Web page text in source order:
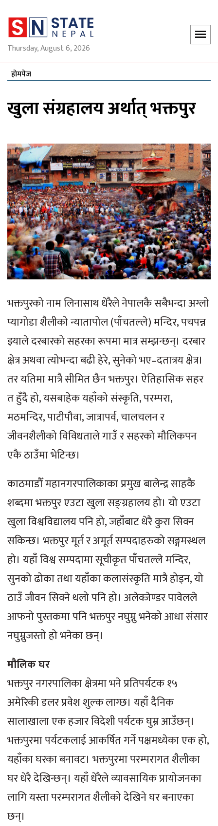
Thursday, August 6, 2026
होमपेज
खुला संग्रहालय अर्थात् भक्तपुर
भक्तपुरको नाम लिनासाथ धेरैले नेपालकै सबैभन्दा अग्लो
प्यागोडा शैलीको न्यातापोल (पाँचतल्ले) मन्दिर, पचपन्न
झ्याले दरबारको सहरका रूपमा मात्र सम्झन्छन्। दरबार
क्षेत्र अथवा त्योभन्दा बढी हेरे, सुनेको भए–दतात्रय क्षेत्र।
तर यतिमा मात्रै सीमित छैन भक्तपुर। ऐतिहासिक सहर
त हुँदै हो, यसबाहेक यहाँको संस्कृति, परम्परा,
मठमन्दिर, पाटीपौवा, जात्रापर्व, चालचलन र
जीवनशैलीको विविधताले गाउँ र सहरको मौलिकपन
एकै ठाउँमा भेटिन्छ।
काठमाडौँ महानगरपालिकाका प्रमुख बालेन्द्र साहकै
शब्दमा भक्तपुर एउटा खुला सङ्ग्रहालय हो। यो एउटा
खुला विश्वविद्यालय पनि हो, जहाँबाट धेरै कुरा सिक्न
सकिन्छ। भक्तपुर मूर्त र अमूर्त सम्पदाहरुको सङ्गमस्थल
हो। यहाँ विश्व सम्पदामा सूचीकृत पाँचतल्ले मन्दिर,
सुनको ढोका तथा यहाँका कलासंस्कृति मात्रै होइन, यो
ठाउँ जीवन सिक्ने थलो पनि हो। अलेक्जेण्डर पावेलले
आफनो पुस्तकमा पनि भक्तपुर नघुम्नु भनेको आधा संसार
नघुम्नुजस्तो हो भनेका छन्।
मौलिक घर
भक्तपुर नगरपालिका क्षेत्रमा भने प्रतिपर्यटक १५
अमेरिकी डलर प्रवेश शुल्क लाग्छ। यहाँ दैनिक
सालाखाला एक हजार विदेशी पर्यटक घुम्न आउँछन्।
भक्तपुरमा पर्यटकलाई आकर्षित गर्ने पक्षमध्येका एक हो,
यहाँका घरका बनावट। भक्तपुरमा परम्परागत शैलीका
घर धेरै देखिन्छन्। यहाँ धेरैले व्यावसायिक प्रायोजनका
लागि यस्ता परम्परागत शैलीको देखिने घर बनाएका
छन्।